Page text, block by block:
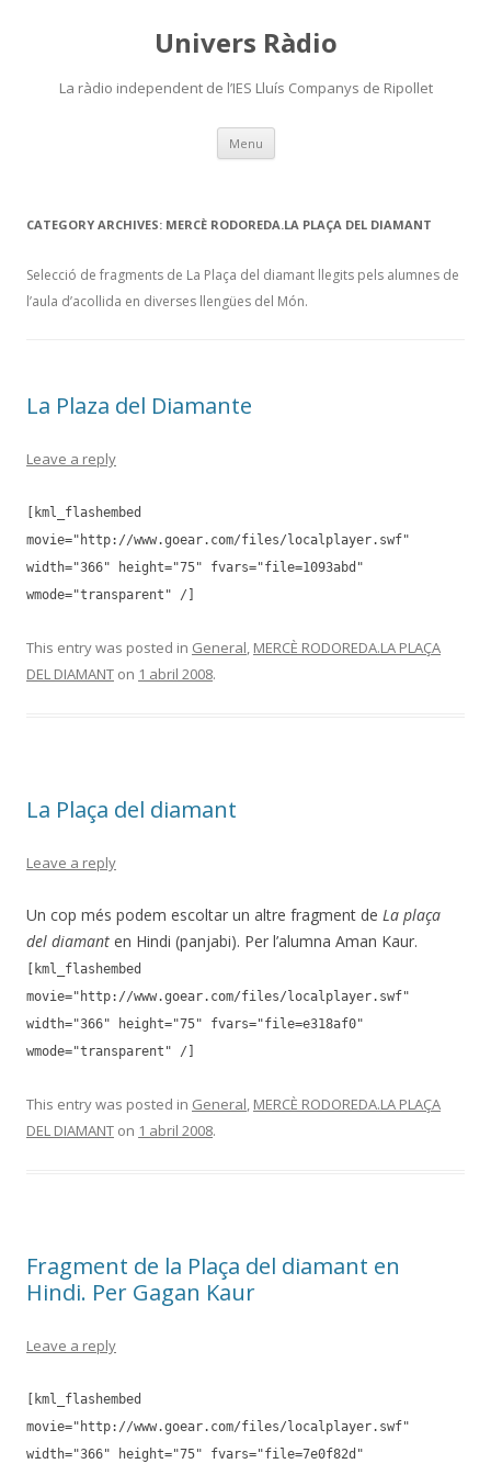
Univers Ràdio
La ràdio independent de l’IES Lluís Companys de Ripollet
Menu Skip
content
CATEGORY ARCHIVES: MERCÈ RODOREDA.LA PLAÇA DEL DIAMANT
Selecció de fragments de La Plaça del diamant llegits pels alumnes de
l’aula d’acollida en diverses llengües del Món.
La Plaza del Diamante
Leave a reply
[kml_flashembed
movie="http://www.goear.com/files/localplayer.swf"
width="366" height="75" fvars="file=1093abd"
wmode="transparent" /]
This entry was posted in General, MERCÈ RODOREDA.LA PLAÇA
DEL DIAMANT on 1 abril 2008.
La Plaça del diamant
Leave a reply
Un cop més podem escoltar un altre fragment de La plaça
del diamant en Hindi (panjabi). Per l’alumna Aman Kaur.
[kml_flashembed
movie="http://www.goear.com/files/localplayer.swf"
width="366" height="75" fvars="file=e318af0"
wmode="transparent" /]
This entry was posted in General, MERCÈ RODOREDA.LA PLAÇA
DEL DIAMANT on 1 abril 2008.
Fragment de la Plaça del diamant en
Hindi. Per Gagan Kaur
Leave a reply
[kml_flashembed
movie="http://www.goear.com/files/localplayer.swf"
width="366" height="75" fvars="file=7e0f82d"